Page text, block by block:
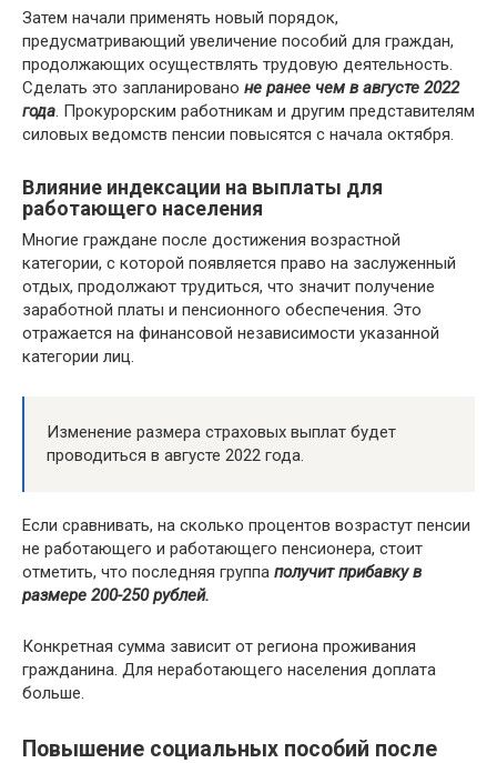
Затем начали применять новый порядок,
предусматривающий увеличение пособий для граждан,
продолжающих осуществлять трудовую деятельность.
Сделать это запланировано не ранее чем в августе 2022
года. Прокурорским работникам и другим представителям
силовых ведомств пенсии повысятся с начала октября.
Влияние индексации на выплаты для
работающего населения
Многие граждане после достижения возрастной
категории, с которой появляется право на заслуженный
отдых, продолжают трудиться, что значит получение
заработной платы и пенсионного обеспечения. Это
отражается на финансовой независимости указанной
категории лиц.
Изменение размера страховых выплат будет
проводиться в августе 2022 года.
Если сравнивать, на сколько процентов возрастут пенсии
не работающего и работающего пенсионера, стоит
отметить, что последняя группа получит прибавку в
размере 200-250 рублей.
Конкретная сумма зависит от региона проживания
гражданина. Для неработающего населения доплата
больше.
Повышение социальных пособий после